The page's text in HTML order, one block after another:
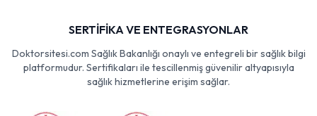
SERTİFİKA VE ENTEGRASYONLAR
Doktorsitesi.com Sağlık Bakanlığı onaylı ve entegreli bir sağlık bilgi
platformudur. Sertifikaları ile tescillenmiş güvenilir altyapısıyla
sağlık hizmetlerine erişim sağlar.